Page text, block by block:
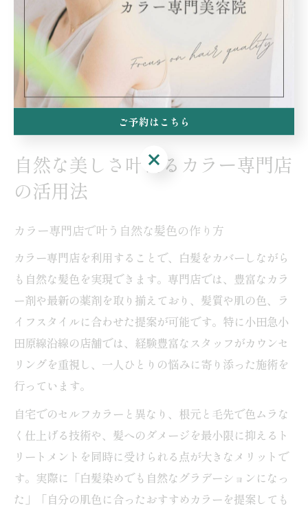
仕上がりがきれい」といった利用者の声も多く、忙しい
女性でも無理なく続けられるのが魅力です。失敗を防ぐ
ためには、事前にしっかりと希望を伝え、プロの意見を
取り入れることが大切です。
自然な美しさ叶えるカラー専門店
の活用法
カラー専門店で叶う自然な髪色の作り方
カラー専門店を利用することで、白髪をカバーしながら
も自然な髪色を実現できます。専門店では、豊富なカラ
ー剤や最新の薬剤を取り揃えており、髪質や肌の色、ラ
イフスタイルに合わせた提案が可能です。特に小田急小
田原線沿線の店舗では、経験豊富なスタッフがカウンセ
リングを重視し、一人ひとりの悩みに寄り添った施術を
行っています。
自宅でのセルフカラーと異なり、根元と毛先で色ムラな
く仕上げる技術や、髪へのダメージを最小限に抑えるト
リートメントを同時に受けられる点が大きなメリットで
す。実際に「白髪染めでも自然なグラデーションになっ
た」「自分の肌色に合ったおすすめカラーを提案しても
ご予約はこちら
ご予約はこちら